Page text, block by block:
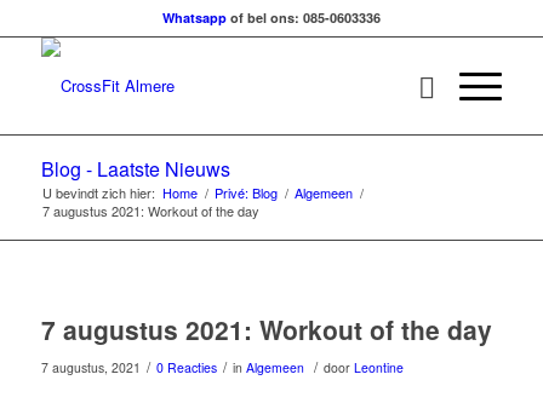
Whatsappof bel ons: 085-0603336
Blog - Laatste Nieuws
U bevindt zich hier: Home / Privé: Blog / Algemeen /
7 augustus 2021: Workout of the day
7 augustus 2021: Workout of the day
7 augustus, 2021 / 0 Reacties / in Algemeen / door Leontine